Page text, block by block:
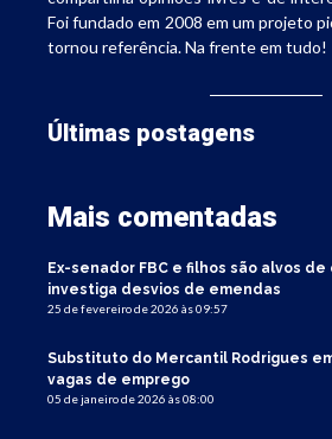
Foi fundado em 2008 em um projeto
tornou referência. Na frente em tudo!
Últimas postagens
Mais comentadas
Ex-senador FBC e filhos são alvos de
investiga desvios de emendas
25 de fevereiro de 2026 às 09:57
Substituto do Mercantil Rodrigues
vagas de emprego
05 de janeiro de 2026 às 08:00